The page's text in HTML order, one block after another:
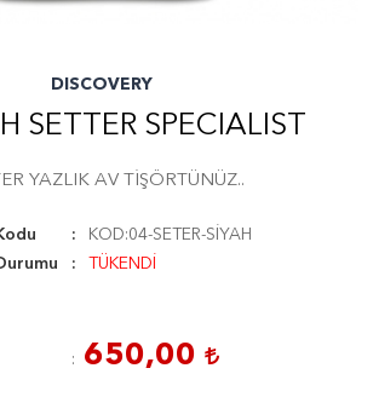
DISCOVERY
SETTER SPECIALIST
YAZLIK AV TİŞÖRTÜNÜZ..
KOD:04-SETER-SİYAH
TÜKENDİ
650,00